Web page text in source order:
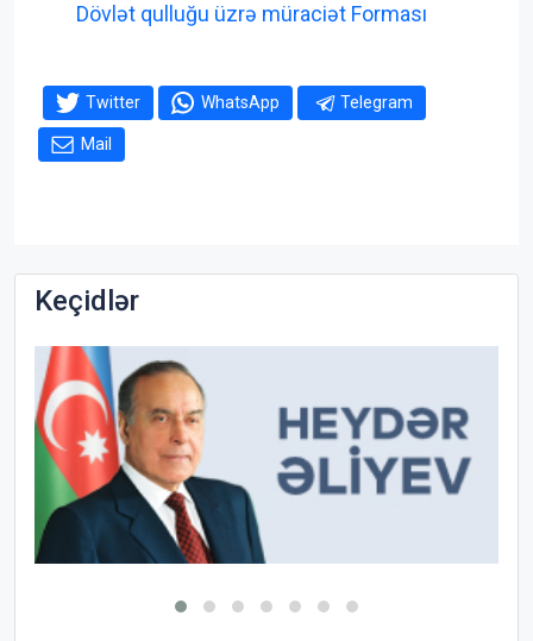
Dövlət qulluğu üzrə müraciət Forması
Twitter WhatsApp Telegram
Mail
Keçidlər